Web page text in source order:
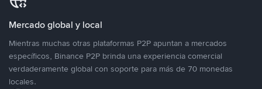
Mercado global y local
Mientras muchas otras plataformas P2P apuntan a mercados
específicos, Binance P2P brinda una experiencia comercial
verdaderamente global con soporte para más de 70 monedas
locales.